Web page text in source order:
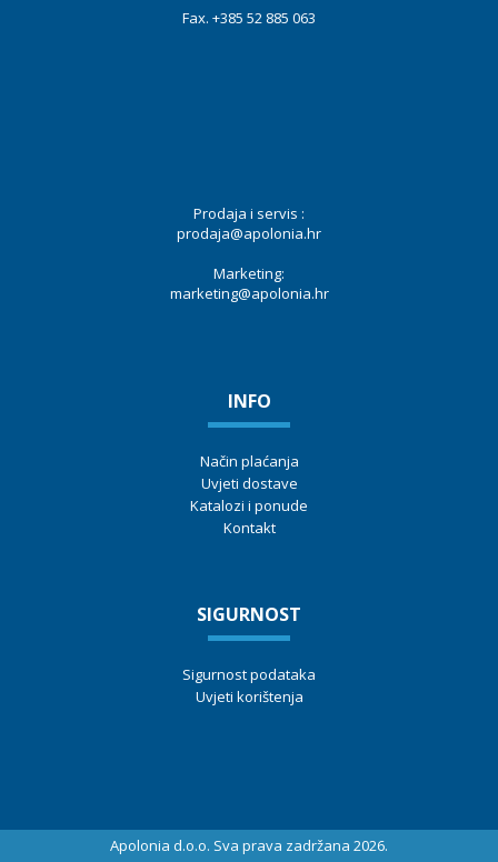
Fax. +385 52 885 063
Prodaja i servis :
prodaja@apolonia.hr
Marketing:
marketing@apolonia.hr
INFO
Način plaćanja
Uvjeti dostave
Katalozi i ponude
Kontakt
SIGURNOST
Sigurnost podataka
Uvjeti korištenja
Apolonia d.o.o. Sva prava zadržana 2026.